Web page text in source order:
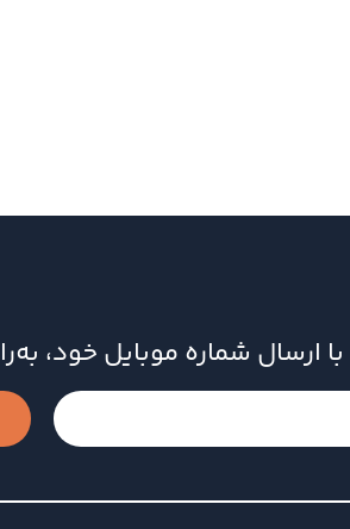
با ارسال شماره موبایل